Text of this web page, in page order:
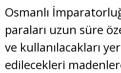
Osmanlı
paraları uzun süre
ve kullanılacakları
edilecekleri